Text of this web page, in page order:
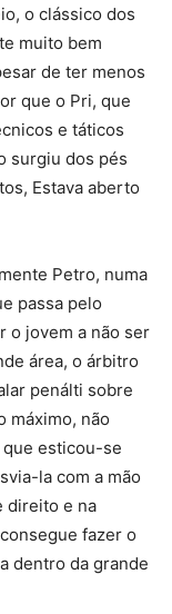
o clássico dos
muito bem
de ter menos
que o Pri, que
e táticos
surgiu dos pés
Estava aberto
Petro, numa
passa pelo
o jovem a não ser
área, o árbitro
penálti sobre
máximo, não
esticou-se
la com a mão
direito e na
fazer o
dentro da grande